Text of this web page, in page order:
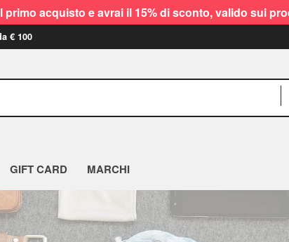
acquisto e avrai il 15% di sconto, valido sui
€ 100
GIFT CARD MARCHI